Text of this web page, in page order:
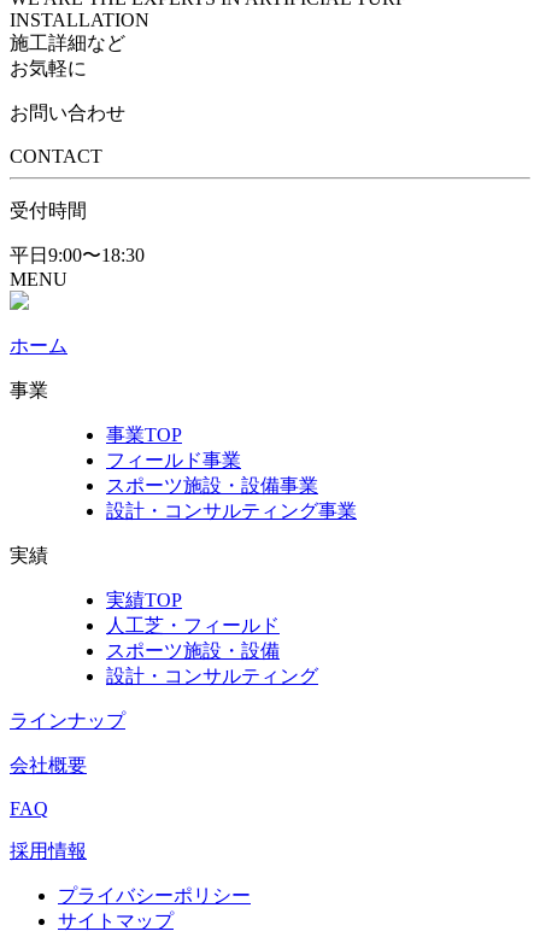
INSTALLATION
施工詳細など
お気軽に
お問い合わせ
CONTACT
受付時間
平日9:00〜18:30
MENU
ホーム
事業
事業TOP
フィールド事業
スポーツ施設・設備事業
設計・コンサルティング事業
実績
実績TOP
人工芝・フィールド
スポーツ施設・設備
設計・コンサルティング
ラインナップ
会社概要
FAQ
採用情報
プライバシーポリシー
サイトマップ